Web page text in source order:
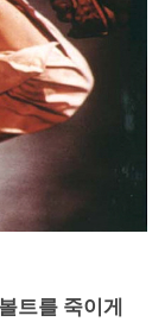
트를 죽이게